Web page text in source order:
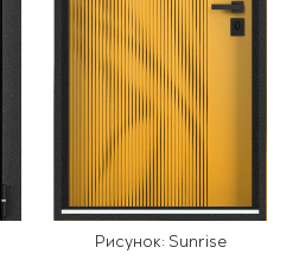
Рисунок: Sunrise